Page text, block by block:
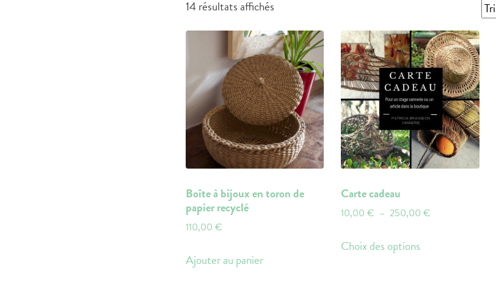
14 résultats affichés
Boîte à bijoux en toron de
papier recyclé
110,00 €
Ajouter au panier
Carte cadeau
10,00€ – 250,00€
Choix des options